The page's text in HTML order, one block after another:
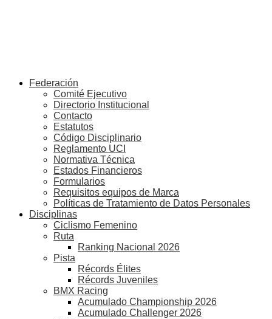
Federación
Comité Ejecutivo
Directorio Institucional
Contacto
Estatutos
Código Disciplinario
Reglamento UCI
Normativa Técnica
Estados Financieros
Formularios
Requisitos equipos de Marca
Políticas de Tratamiento de Datos Personales
Disciplinas
Ciclismo Femenino
Ruta
Ranking Nacional 2026
Pista
Récords Élites
Récords Juveniles
BMX Racing
Acumulado Championship 2026
Acumulado Challenger 2026